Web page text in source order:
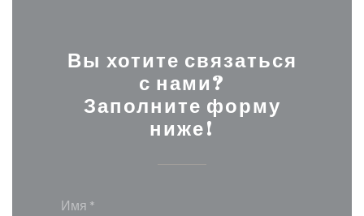
Вы хотите связаться
с нами?
Заполните форму
ниже!